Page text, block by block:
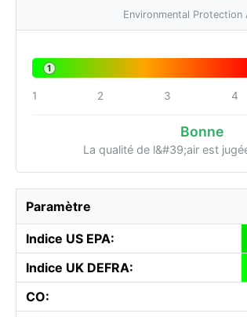
Environmental Protection
1
1 2 3 4
Bonne
La qualité de l&#39;air est
Paramètre
Indice US EPA:
Indice UK DEFRA:
CO: